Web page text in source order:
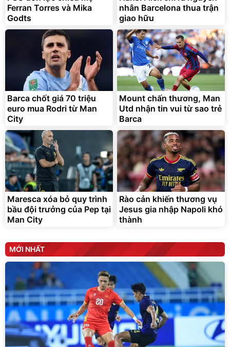
Đã bán nhiều Đang xem nhiều
G-FORCE VIETNA
Ferran Torres và Mika
Godts
nhân Barcelona thua trận
giao hữu
Barca chốt giá 70 triệu
euro mua Rodri từ Man
City
Mount chấn thương, Man
Utd nhận tin vui từ sao trẻ
Barca
Maresca xóa bỏ quy trình
bầu đội trưởng của Pep tại
Man City
Rào cản khiến thương vụ
Jesus gia nhập Napoli khó
thành
MỚI NHẤT